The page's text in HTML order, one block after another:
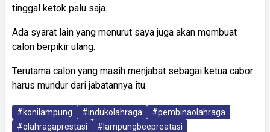
tinggal ketok palu saja.
Ada syarat lain yang menurut saya juga akan membuat
calon berpikir ulang.
Terutama calon yang masih menjabat sebagai ketua cabor
harus mundur dari jabatannya itu.
#konilampung #indukolahraga
#pembinaolahraga
#olahragaprestasi
#lampungbeepreatasi